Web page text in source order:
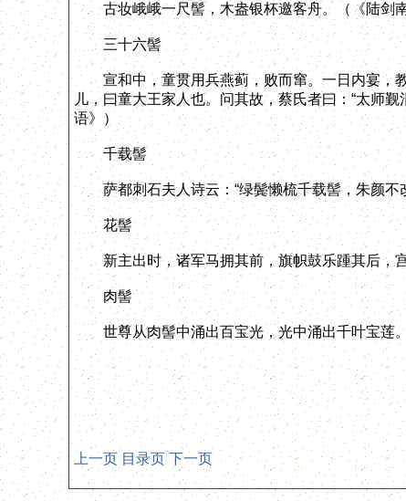
古妆峨峨一尺髻，木盎银杯邀客舟。（《陆剑南
三十六髻
宣和中，童贯用兵燕蓟，败而窜。一日内宴，教
儿，曰童大王家人也。问其故，蔡氏者曰：“太师
语》）
千载髻
萨都刺石夫人诗云：“绿鬓懒梳千载髻，朱颜不改
花髻
新主出时，诸军马拥其前，旗帜鼓乐踵其后，宫
肉髻
世尊从肉髻中涌出百宝光，光中涌出千叶宝莲
上一页 目录页 下一页